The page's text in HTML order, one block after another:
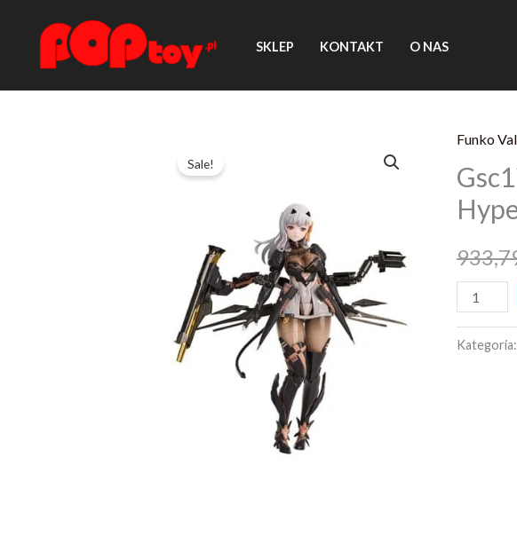
SKLEP KONTAKT O NAS
Sale!
Funko
ilość
Goddess
Of
Victory
Pvc
Statue
Hyper